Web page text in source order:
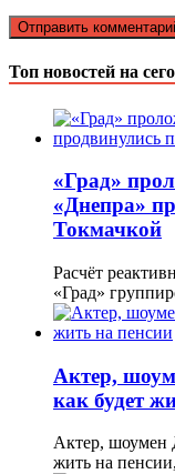
Топ новостей на
«Град»
«Днепра»
Токмачкой
Расчёт
«Град»
Актер,
как будет
Актер, шоумен
жить на